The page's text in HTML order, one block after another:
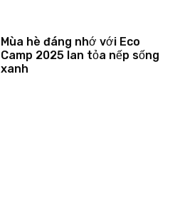
Mùa hè đáng nhớ với Eco
Camp 2025 lan tỏa nếp sống
xanh